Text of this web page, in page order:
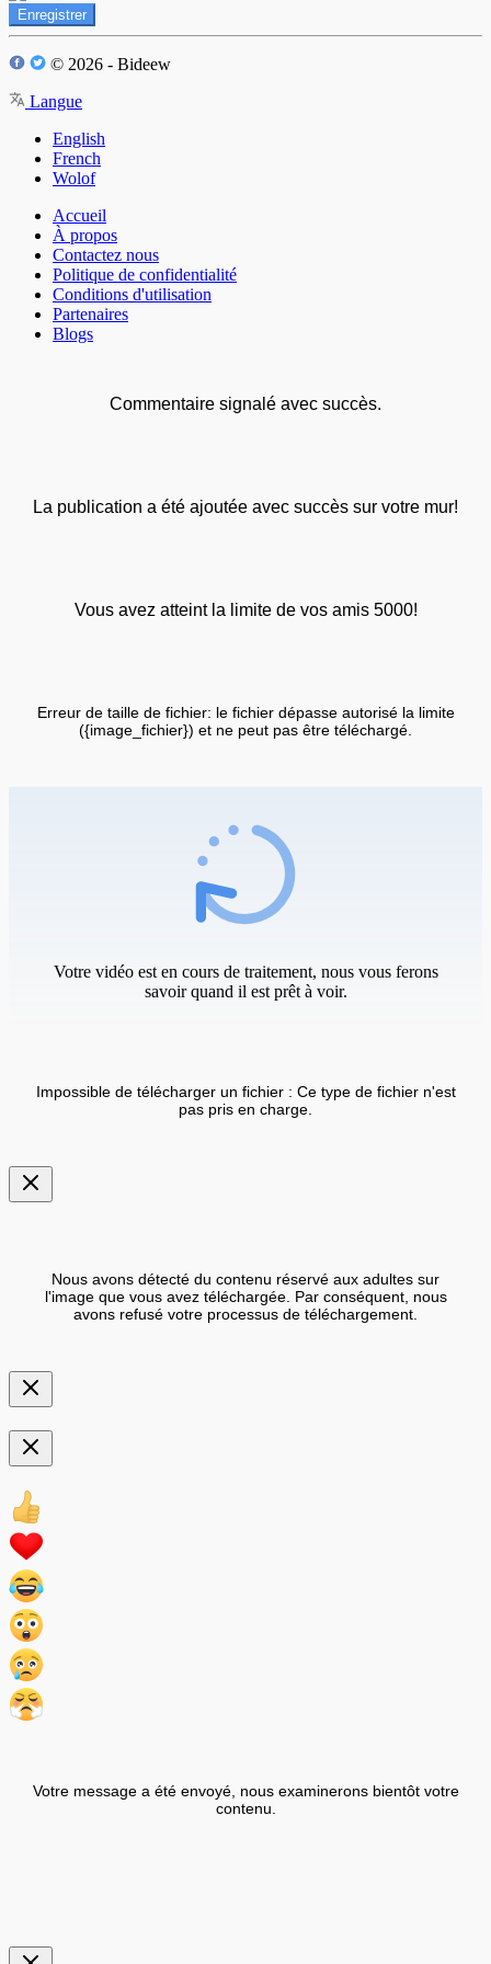
Enregistrer
© 2026 - Bideew
Langue
English
French
Wolof
Accueil
À propos
Contactez nous
Politique de confidentialité
Conditions d'utilisation
Partenaires
Blogs
Commentaire signalé avec succès.
La publication a été ajoutée avec succès sur votre mur!
Vous avez atteint la limite de vos amis 5000!
Erreur de taille de fichier: le fichier dépasse autorisé la limite
({image_fichier}) et ne peut pas être téléchargé.
Votre vidéo est en cours de traitement, nous vous ferons
savoir quand il est prêt à voir.
Impossible de télécharger un fichier : Ce type de fichier n'est
pas pris en charge.
Nous avons détecté du contenu réservé aux adultes sur
l'image que vous avez téléchargée. Par conséquent, nous
avons refusé votre processus de téléchargement.
Votre message a été envoyé, nous examinerons bientôt votre
contenu.